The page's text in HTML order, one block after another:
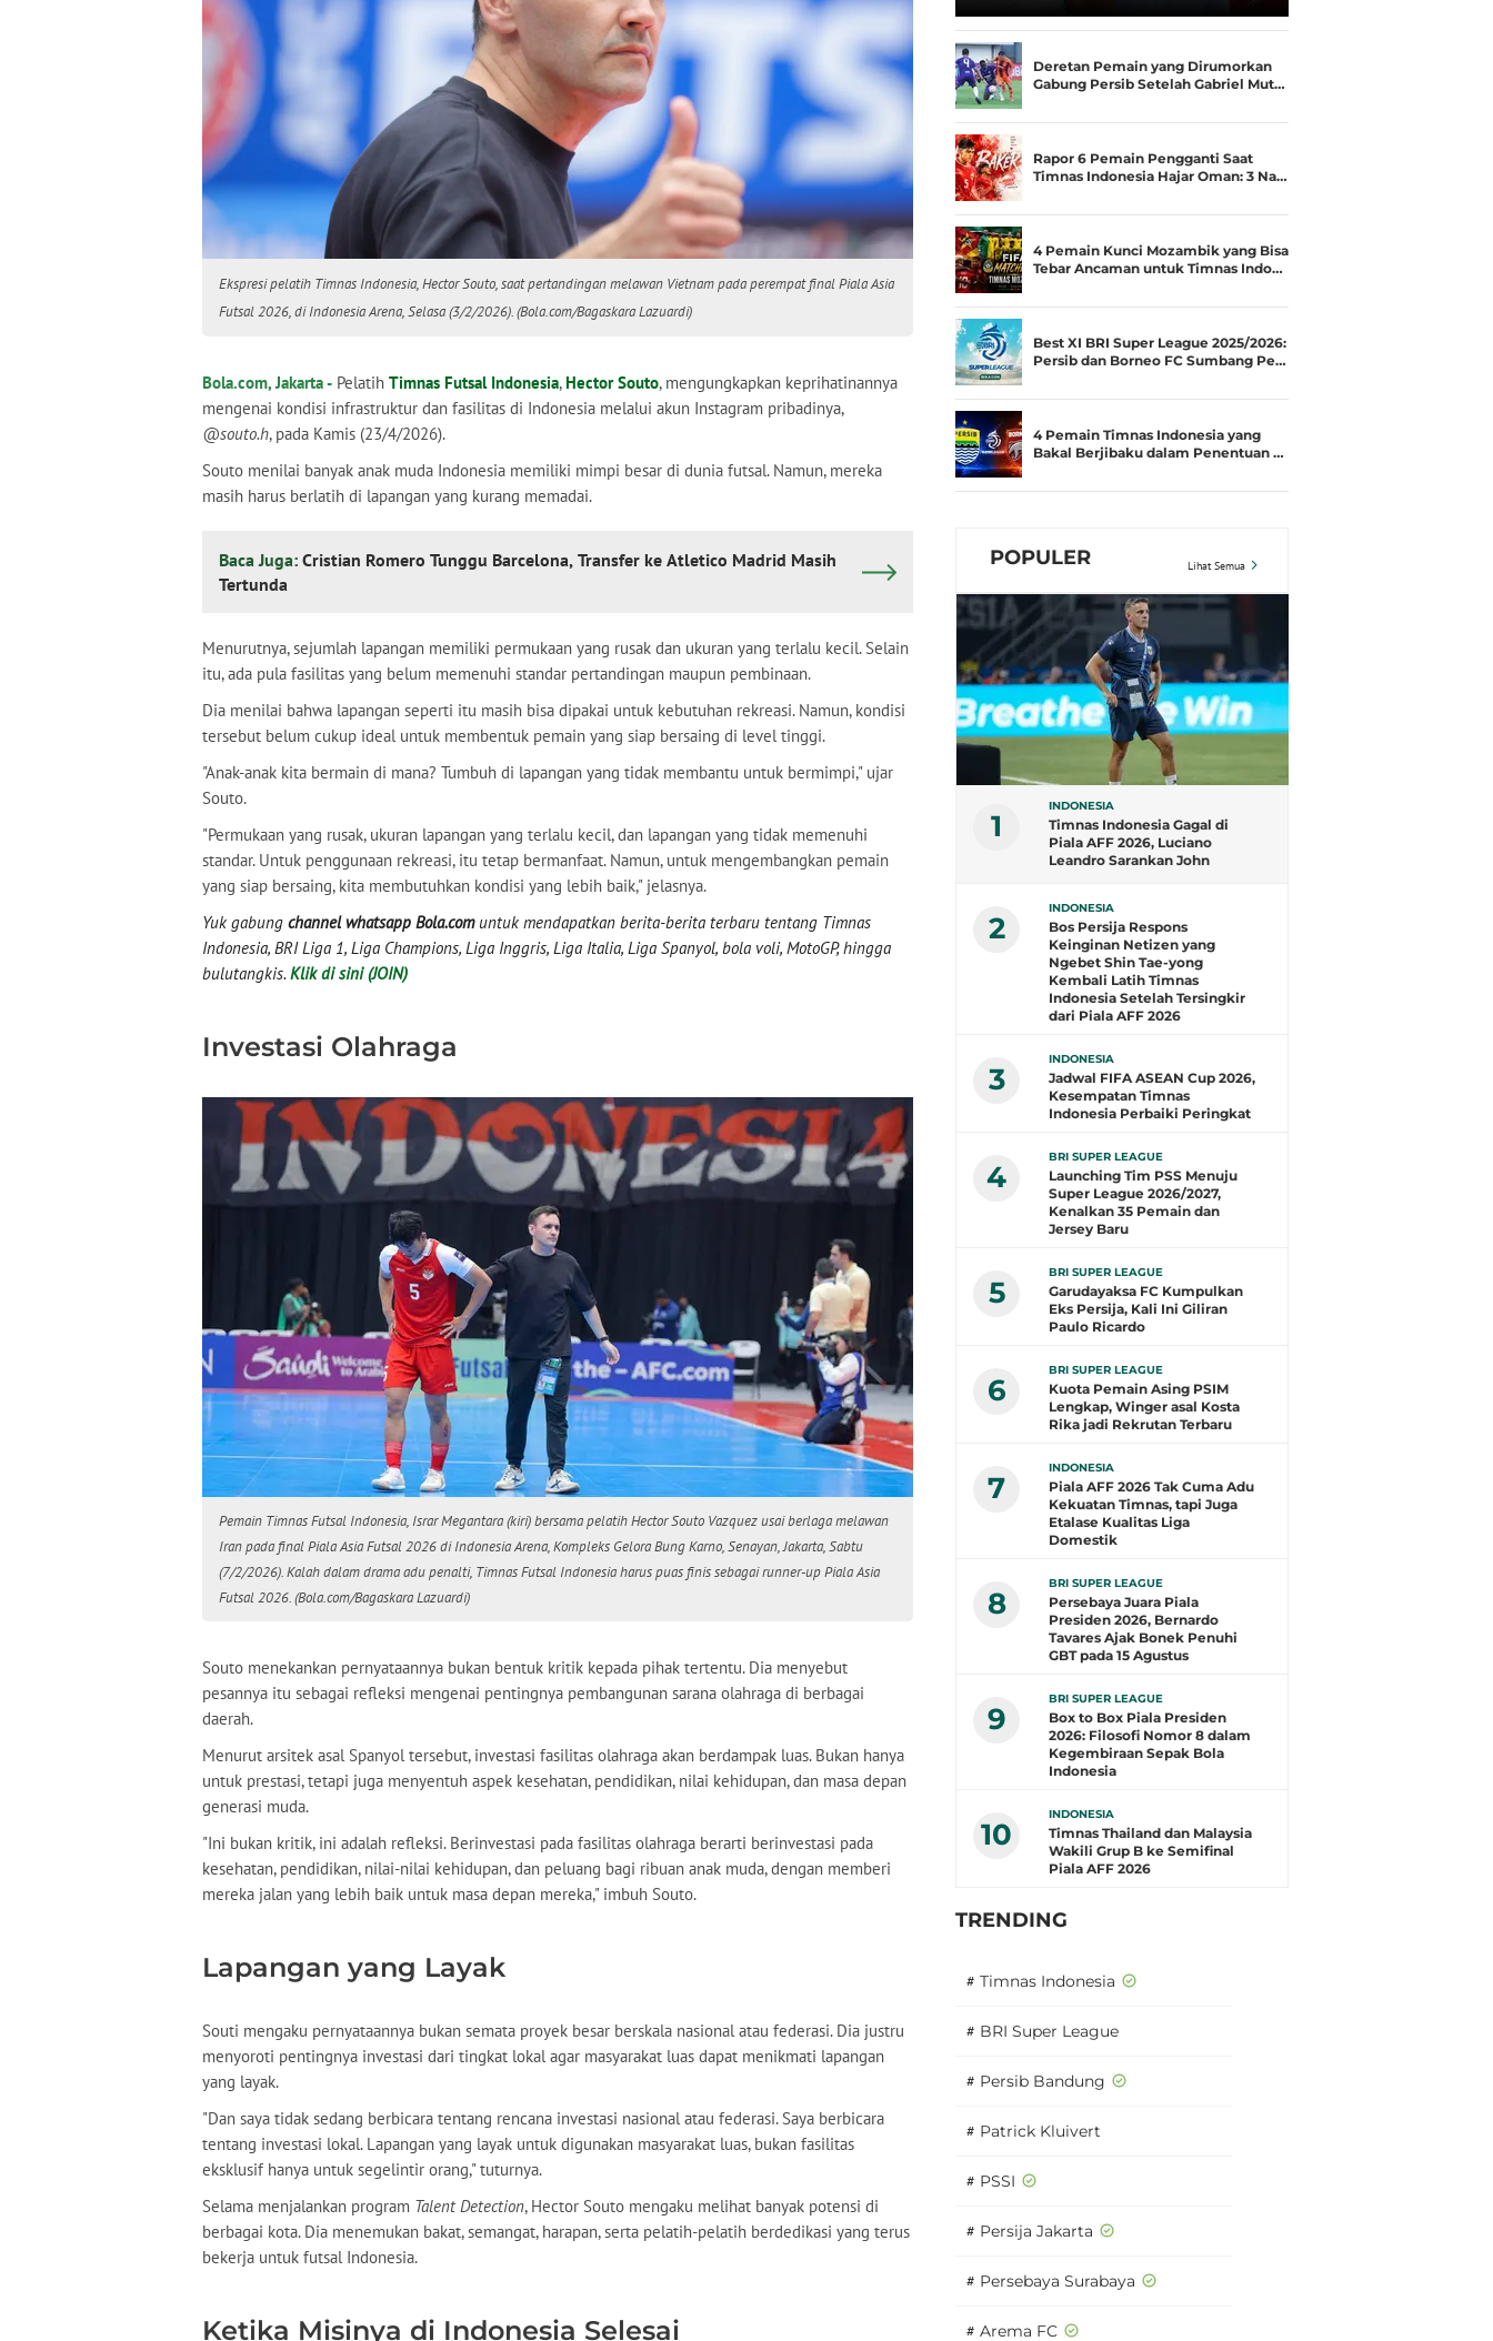
Ekspresi pelatih Timnas Indonesia, Hector Souto, saat pertandingan melawan Vietnam pada perempat final Piala Asia
Futsal 2026, di Indonesia Arena, Selasa (3/2/2026). (Bola.com/Bagaskara Lazuardi)
Bola.com, Jakarta - Pelatih Timnas Futsal Indonesia,Hector Souto, mengungkapkan keprihatinannya
mengenai kondisi infrastruktur dan fasilitas di Indonesia melalui akun Instagram pribadinya,
@souto.h, pada Kamis (23/4/2026).
Souto menilai banyak anak muda Indonesia memiliki mimpi besar di dunia futsal. Namun, mereka
masih harus berlatih di lapangan yang kurang memadai.
Baca Juga: Cristian Romero Tunggu Barcelona, Transfer ke Atletico Madrid Masih
Tertunda
Menurutnya, sejumlah lapangan memiliki permukaan yang rusak dan ukuran yang terlalu kecil. Selain
itu, ada pula fasilitas yang belum memenuhi standar pertandingan maupun pembinaan.
Dia menilai bahwa lapangan seperti itu masih bisa dipakai untuk kebutuhan rekreasi. Namun, kondisi
tersebut belum cukup ideal untuk membentuk pemain yang siap bersaing di level tinggi.
"Anak-anak kita bermain di mana? Tumbuh di lapangan yang tidak membantu untuk bermimpi," ujar
Souto.
"Permukaan yang rusak, ukuran lapangan yang terlalu kecil, dan lapangan yang tidak memenuhi
standar. Untuk penggunaan rekreasi, itu tetap bermanfaat. Namun, untuk mengembangkan pemain
yang siap bersaing, kita membutuhkan kondisi yang lebih baik," jelasnya.
Yuk gabung channel whatsapp Bola.comuntuk mendapatkan berita-berita terbaru tentang Timnas
Indonesia, BRI Liga 1, Liga Champions, Liga Inggris, Liga Italia, Liga Spanyol, bola voli, MotoGP, hingga
bulutangkis. Klik di sini (JOIN)
Investasi Olahraga
Pemain Timnas Futsal Indonesia, Israr Megantara (kiri) bersama pelatih Hector Souto Vazquez usai berlaga melawan
Iran pada final Piala Asia Futsal 2026 di Indonesia Arena, Kompleks Gelora Bung Karno, Senayan, Jakarta, Sabtu
(7/2/2026). Kalah dalam drama adu penalti, Timnas Futsal Indonesia harus puas finis sebagai runner-up Piala Asia
Futsal 2026. (Bola.com/Bagaskara Lazuardi)
Souto menekankan pernyataannya bukan bentuk kritik kepada pihak tertentu. Dia menyebut
pesannya itu sebagai refleksi mengenai pentingnya pembangunan sarana olahraga di berbagai
daerah.
Menurut arsitek asal Spanyol tersebut, investasi fasilitas olahraga akan berdampak luas. Bukan hanya
untuk prestasi, tetapi juga menyentuh aspek kesehatan, pendidikan, nilai kehidupan, dan masa depan
generasi muda.
"Ini bukan kritik, ini adalah refleksi. Berinvestasi pada fasilitas olahraga berarti berinvestasi pada
kesehatan, pendidikan, nilai-nilai kehidupan, dan peluang bagi ribuan anak muda, dengan memberi
mereka jalan yang lebih baik untuk masa depan mereka," imbuh Souto.
Lapangan yang Layak
Souti mengaku pernyataannya bukan semata proyek besar berskala nasional atau federasi. Dia justru
menyoroti pentingnya investasi dari tingkat lokal agar masyarakat luas dapat menikmati lapangan
yang layak.
"Dan saya tidak sedang berbicara tentang rencana investasi nasional atau federasi. Saya berbicara
tentang investasi lokal. Lapangan yang layak untuk digunakan masyarakat luas, bukan fasilitas
eksklusif hanya untuk segelintir orang," tuturnya.
Selama menjalankan program Talent Detection, Hector Souto mengaku melihat banyak potensi di
berbagai kota. Dia menemukan bakat, semangat, harapan, serta pelatih-pelatih berdedikasi yang terus
bekerja untuk futsal Indonesia.
Ketika Misinya di Indonesia Selesai
Spesialis Runner-up Menjadi
Juara
Deretan Pemain yang Dirumorkan
Gabung Persib Setelah Gabriel Mut…
Rapor 6 Pemain Pengganti Saat
Timnas Indonesia Hajar Oman: 3 Na…
4 Pemain Kunci Mozambik yang Bisa
Tebar Ancaman untuk Timnas Indo…
Best XI BRI Super League 2025/2026:
Persib dan Borneo FC Sumbang Pe…
4 Pemain Timnas Indonesia yang
Bakal Berjibaku dalam Penentuan …
POPULER Lihat Semua
1
INDONESIA
Timnas Indonesia Gagal di
Piala AFF 2026, Luciano
Leandro Sarankan John
2
INDONESIA
Bos Persija Respons
Keinginan Netizen yang
Ngebet Shin Tae-yong
Kembali Latih Timnas
Indonesia Setelah Tersingkir
dari Piala AFF 2026
3
INDONESIA
Jadwal FIFA ASEAN Cup 2026,
Kesempatan Timnas
Indonesia Perbaiki Peringkat
4
BRI SUPER LEAGUE
Launching Tim PSS Menuju
Super League 2026/2027,
Kenalkan 35 Pemain dan
Jersey Baru
5
BRI SUPER LEAGUE
Garudayaksa FC Kumpulkan
Eks Persija, Kali Ini Giliran
Paulo Ricardo
6
BRI SUPER LEAGUE
Kuota Pemain Asing PSIM
Lengkap, Winger asal Kosta
Rika jadi Rekrutan Terbaru
7
INDONESIA
Piala AFF 2026 Tak Cuma Adu
Kekuatan Timnas, tapi Juga
Etalase Kualitas Liga
Domestik
8
BRI SUPER LEAGUE
Persebaya Juara Piala
Presiden 2026, Bernardo
Tavares Ajak Bonek Penuhi
GBT pada 15 Agustus
9
BRI SUPER LEAGUE
Box to Box Piala Presiden
2026: Filosofi Nomor 8 dalam
Kegembiraan Sepak Bola
Indonesia
10
INDONESIA
Timnas Thailand dan Malaysia
Wakili Grup B ke Semifinal
Piala AFF 2026
TRENDING
# Timnas Indonesia
# BRI Super League
# Persib Bandung
# Patrick Kluivert
# PSSI
# Persija Jakarta
# Persebaya Surabaya
# Arema FC